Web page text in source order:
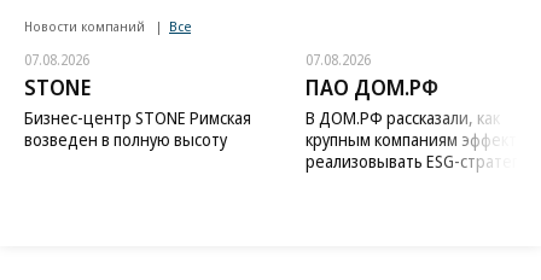
Новости компаний Все
07.08.2026
STONE
Бизнес-центр STONE Римская
возведен в полную высоту
07.08.2026
ПАО ДОМ.РФ
В ДОМ.РФ рассказали, как
крупным компаниям
реализовывать ESG-стратегию